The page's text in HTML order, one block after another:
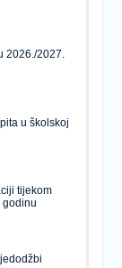
2026./2027.
u školskoj
tijekom
godinu